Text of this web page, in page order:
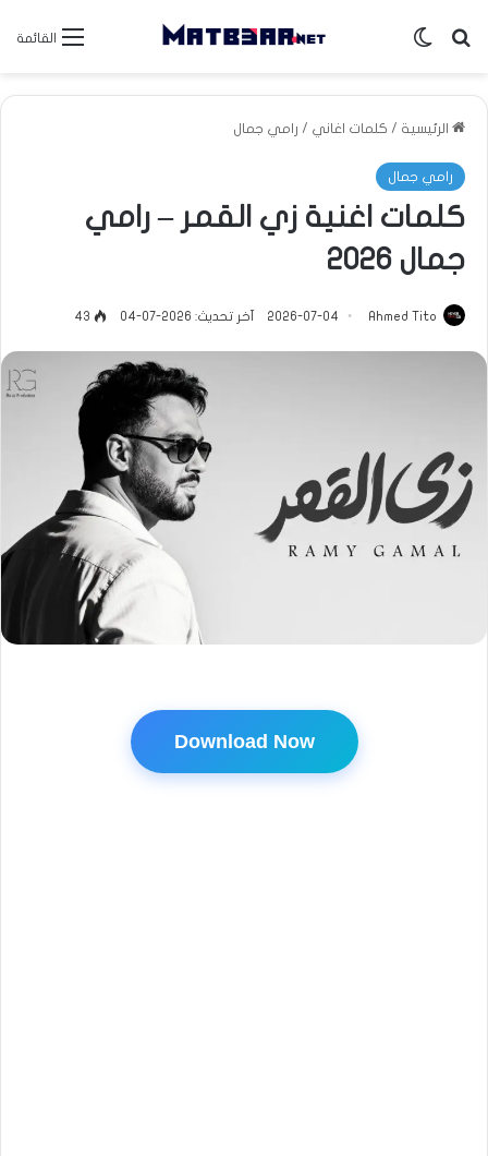
القائمة بحث عنالوضع المظلم
الرئيسية / كلمات اغاني / رامي جمال
رامي جمال
كلمات اغنية ⁠زي القمر – رامي
جمال 2026
Ahmed Tito
2026-07-04 آخر تحديث: 2026-07-04 43
Download Now